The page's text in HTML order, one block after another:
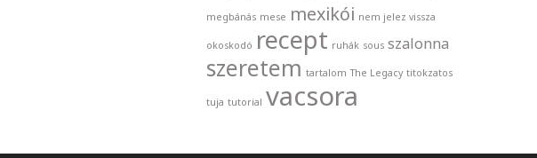
megbánás mese mexikói nem jelez vissza
okoskodó recept ruhák sous szalonna
szeretem tartalom The Legacy titokzatos
tuja tutorial vacsora